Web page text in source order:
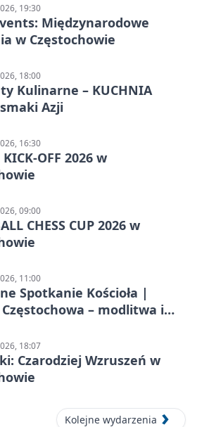
19:30
Międzynarodowe
w Częstochowie
18:00
Kulinarne – KUCHNIA
smaki Azji
16:30
OFF 2026 w
09:00
CHESS CUP 2026 w
11:00
Spotkanie Kościoła |
Częstochowa – modlitwa i
18:07
Czarodziej Wzruszeń w
Kolejne wydarzenia